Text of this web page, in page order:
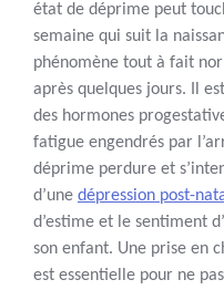
état de déprime peut
semaine qui suit la
phénomène tout à fait
après quelques jours. Il
des hormones
fatigue engendrés par
déprime perdure et
d’une dépression post-
d’estime et le sentiment
son enfant. Une prise en
est essentielle pour ne